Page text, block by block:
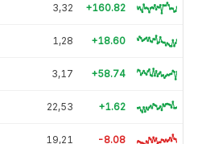
3,32 +160.82
1,28 +18.60
3,17 +58.74
22,53 +1.62
19,21 -8.08